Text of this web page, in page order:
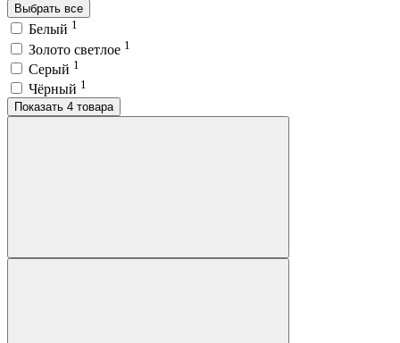
Выбрать все
Белый 1
Золото светлое 1
Серый 1
Чёрный 1
Показать 4 товара